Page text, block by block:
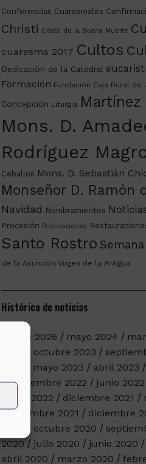
Conferencias Cuaresmales
Christi Cristo de la Buena Muerte
cuaresma 2017 Cultos
Dedicación de la Catedral
Formación Fundación Caja Rural de
Concepción Liturgia Martínez
Mons. D.
Rodríguez
Ceballos Mons. D. Sebastián
Monseñor D. Ramón
Navidad Nombramientos
Procesión Publicaciones
Santo Rostro
de la Asunción Virgen de la Antigua
Histórico de noticias
marzo 2026 mayo 2024
octubre 2023
mayo 2023 abril 2023
septiembre 2022
junio 2022
enero 2022
diciembre 2021
septiembre 2021
diciembre
octubre 2020
2020
julio 2020 junio 2020
abril 2020
marzo 2020